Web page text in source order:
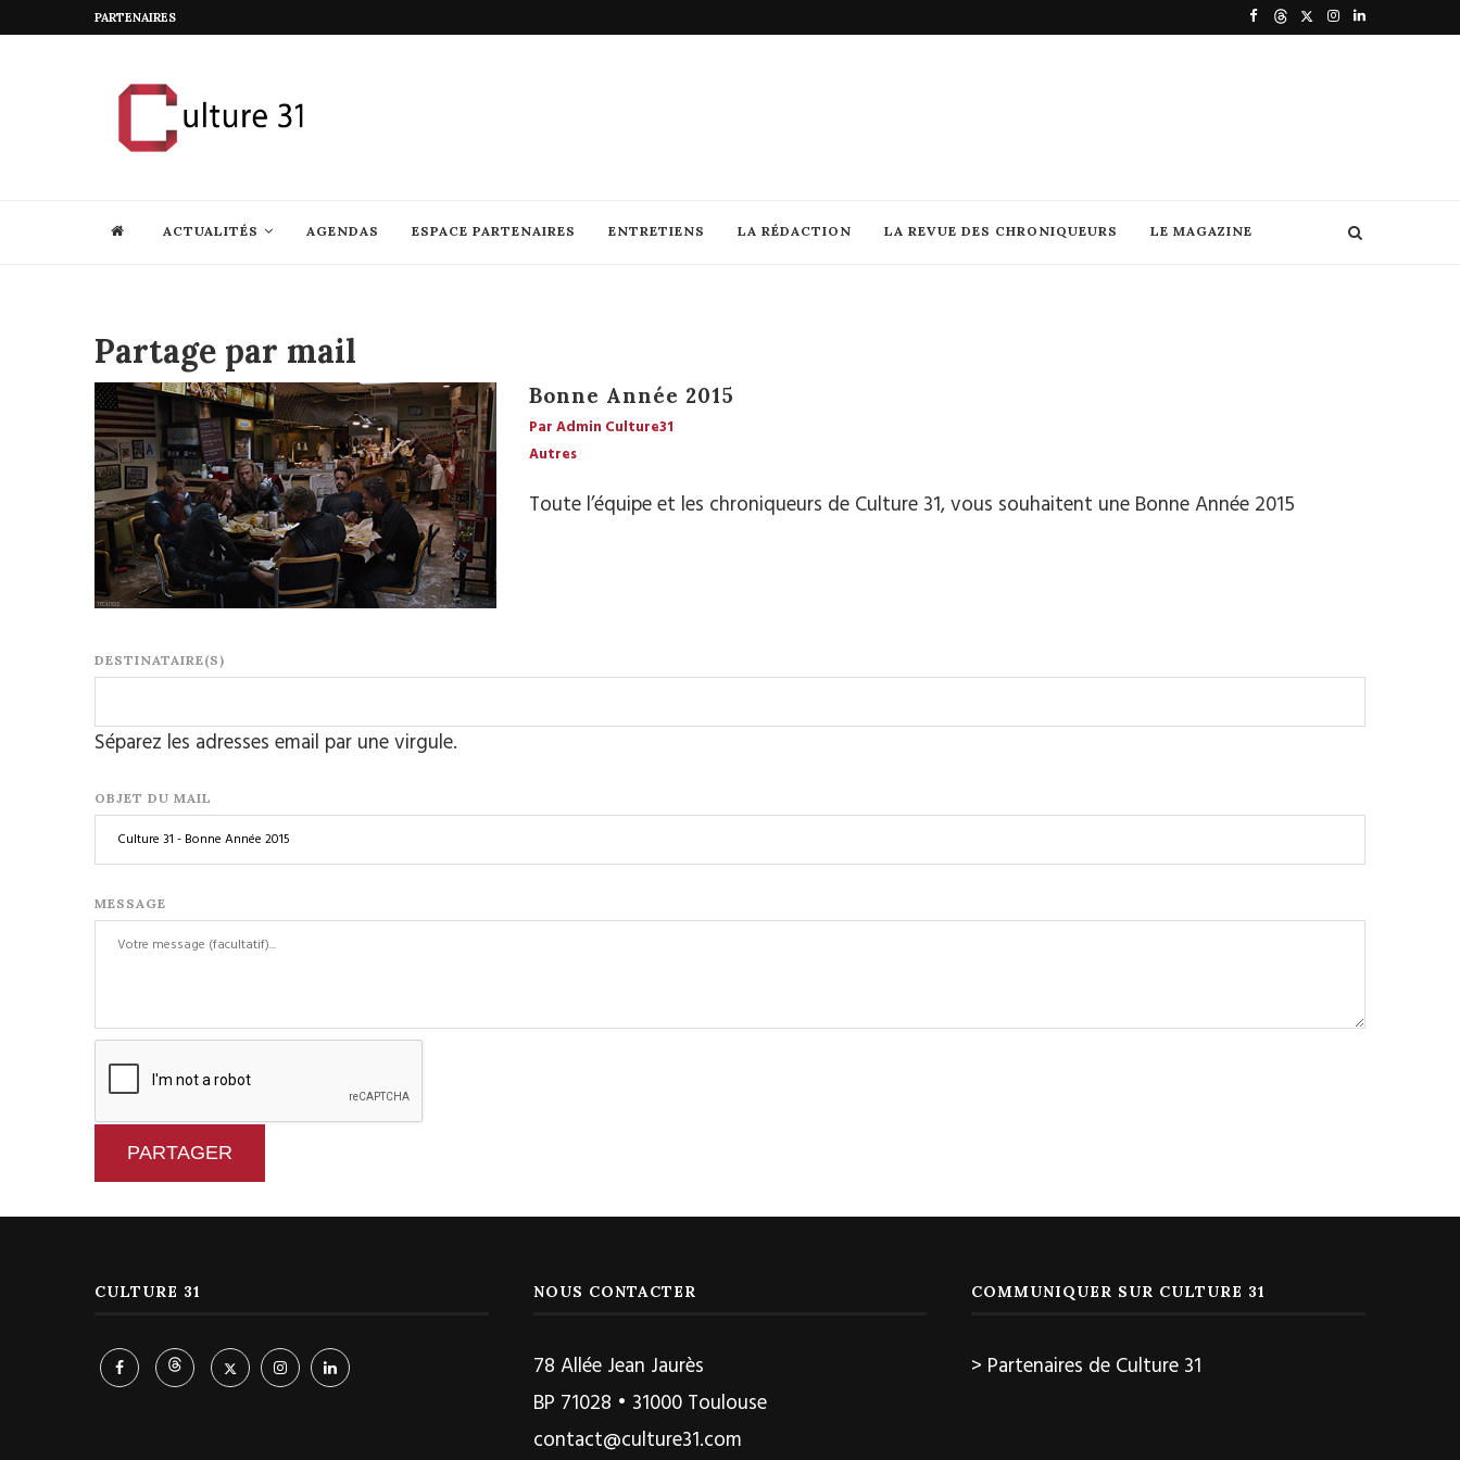
PARTENAIRES
ACTUALITÉS AGENDAS ESPACE PARTENAIRES ENTRETIENS LA RÉDACTION LA REVUE DES CHRONIQUEURS LE MAGAZINE
Partage par mail
Bonne Année 2015
Par Admin Culture31
Autres
Toute l’équipe et les chroniqueurs de Culture 31, vous souhaitent une Bonne Année 2015
DESTINATAIRE(S)
Séparez les adresses email par une virgule.
OBJET DU MAIL
MESSAGE
PARTAGER
CULTURE 31 NOUS CONTACTER
78 Allée Jean Jaurès
BP 71028 • 31000 Toulouse
contact@culture31.com
COMMUNIQUER SUR CULTURE 31
> Partenaires de Culture 31